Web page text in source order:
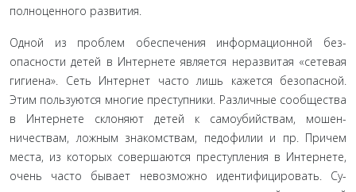
полноценного развития.
Одной из проблем обеспечения информационной без­
опасности детей в Интернете является неразвитая «сетевая
гигиена». Сеть Интернет часто лишь кажется безопасной.
Этим пользуются многие преступники. Различные сообще­ства
в Интернете склоняют детей к самоубийствам, мошен­
ничествам, ложным знакомствам, педофилии и пр. Причем
места, из которых совершаются преступления в Интернете,
очень часто бывает невозможно идентифицировать. Су­